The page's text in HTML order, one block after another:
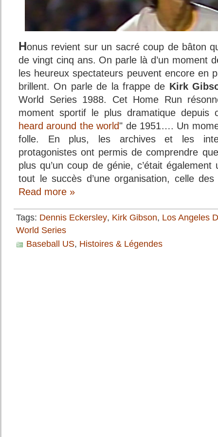
Honus revient sur un sacré coup de bâton
de vingt cinq ans. On parle là d’un moment
les heureux spectateurs peuvent encore en
brillent. On parle de la frappe de Kirk
World Series 1988. Cet Home Run
moment sportif le plus dramatique depuis
heard around the world" de 1951…. Un
folle. En plus, les archives et les
protagonistes ont permis de comprendre
plus qu’un coup de génie, c’était
tout le succès d’une organisation, celle
Read more »
Tags: Dennis Eckersley, Kirk Gibson, Los Angeles
World Series
Baseball US, Histoires & Légendes